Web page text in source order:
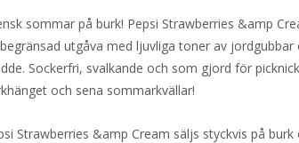
sommar på burk! Pepsi Strawberries &amp
utgåva med ljuvliga toner av jordgubbar
Sockerfri, svalkande och som gjord för
och sena sommarkvällar!
Strawberries &amp Cream säljs styckvis på burk